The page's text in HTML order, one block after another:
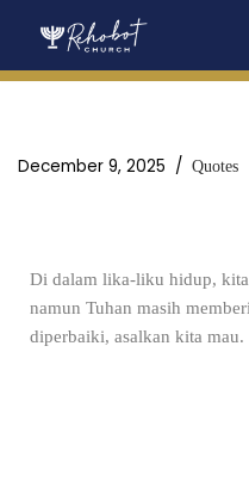
December 9, 2025 Quotes
Di dalam lika-liku hidup,
namun Tuhan masih
diperbaiki, asalkan kita